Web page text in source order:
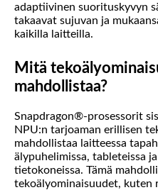
adaptiivinen suorituskyvyn
takaavat sujuvan ja
kaikilla laitteilla.
Mitä
mahdollistaa?
Snapdragon®-prosessorit
NPU:n tarjoaman erillisen
mahdollistaa laitteessa
älypuhelimissa, tableteissa
tietokoneissa. Tämä
tekoälyominaisuudet, kuten